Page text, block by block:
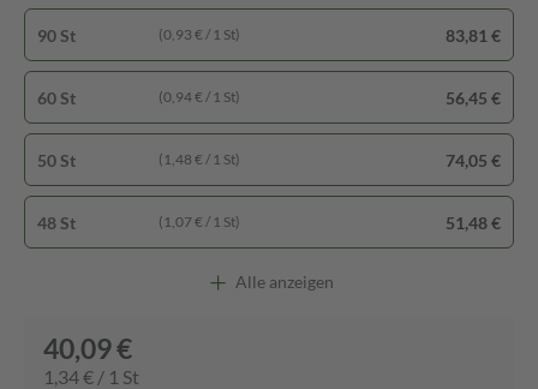
90 St (0,93 € / 1 St) 83,81 €
60 St (0,94 € / 1 St) 56,45 €
50 St (1,48 € / 1 St) 74,05 €
48 St (1,07 € / 1 St) 51,48 €
Alle anzeigen
40,09 €
1,34 € / 1 St